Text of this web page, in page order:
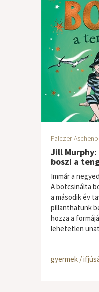
Palczer-
Jill
boszi a
Immár a
A botcsinálta
a második év
pillanthatunk
hozza a
lehetetlen
gyermek /